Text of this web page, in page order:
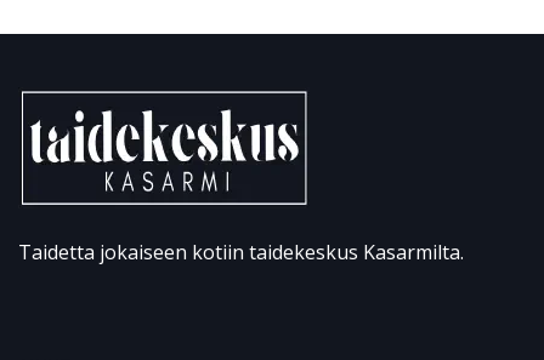
Taidetta jokaiseen kotiin taidekeskus Kasarmilta.